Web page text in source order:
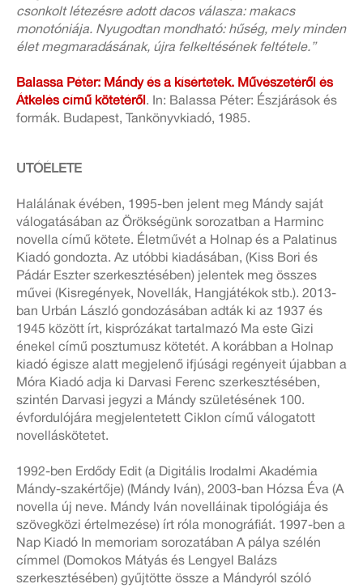
csonkolt létezésre adott dacos válasza: makacs
monotóniája. Nyugodtan mondható: hűség, mely minden
élet megmaradásának, újra felkeltésének feltétele.”
Balassa Péter: Mándy és a kísértetek. Művészetéről és
Átkelés című kötetéről . In: Balassa Péter: Észjárások és
formák. Budapest, Tankönyvkiadó, 1985.
UTÓÉLETE
Halálának évében, 1995-ben jelent meg Mándy saját
válogatásában az Örökségünk sorozatban a Harminc
novella című kötete. Életművét a Holnap és a Palatinus
Kiadó gondozta. Az utóbbi kiadásában, (Kiss Bori és
Pádár Eszter szerkesztésében) jelentek meg összes
művei (Kisregények, Novellák, Hangjátékok stb.). 2013-
ban Urbán László gondozásában adták ki az 1937 és
1945 között írt, kisprózákat tartalmazó Ma este Gizi
énekel című posztumusz kötetét. A korábban a Holnap
kiadó égisze alatt megjelenő ifjúsági regényeit újabban a
Móra Kiadó adja ki Darvasi Ferenc szerkesztésében,
szintén Darvasi jegyzi a Mándy születésének 100.
évfordulójára megjelentetett Ciklon című válogatott
novelláskötetet.
1992-ben Erdődy Edit (a Digitális Irodalmi Akadémia
Mándy-szakértője) (Mándy Iván), 2003-ban Hózsa Éva (A
novella új neve. Mándy Iván novelláinak tipológiája és
szövegközi értelmezése) írt róla monográfiát. 1997-ben a
Nap Kiadó In memoriam sorozatában A pálya szélén
címmel (Domokos Mátyás és Lengyel Balázs
szerkesztésében) gyűjtötte össze a Mándyról szóló